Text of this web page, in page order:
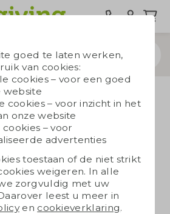
Gerecyclede rugzak met trekkoord
rugzak
goed te laten werken,
van cookies:
cookies – voor een goed
cookies – voor inzicht in het
onze website
– voor
advertenties
toestaan of de niet strikt
weigeren. In alle
zorgvuldig met uw
leest u meer in
en cookieverklaring.